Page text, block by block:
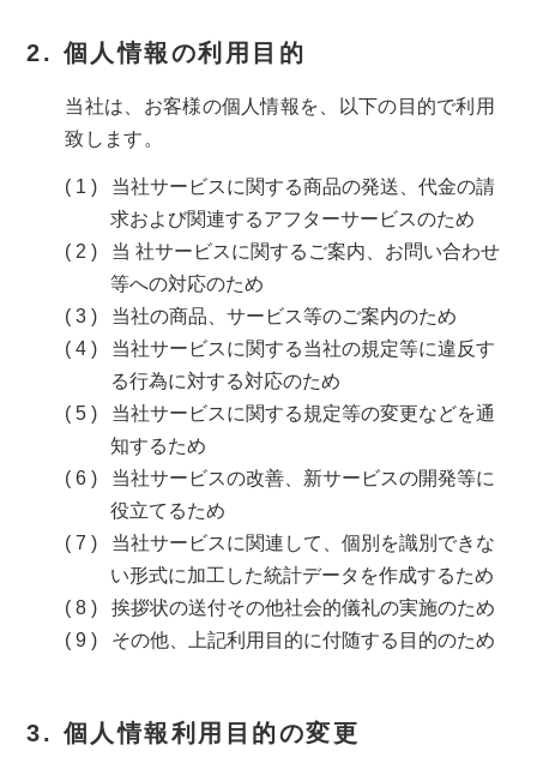
個人情報の利用目的
当社は、お客様の個人情報を、以下の目的で利用
致します。
当社サービスに関する商品の発送、代金の請
求および関連するアフターサービスのため
当 社サービスに関するご案内、お問い合わせ
等への対応のため
当社の商品、サービス等のご案内のため
当社サービスに関する当社の規定等に違反す
る行為に対する対応のため
当社サービスに関する規定等の変更などを通
知するため
当社サービスの改善、新サービスの開発等に
役立てるため
当社サービスに関連して、個別を識別できな
い形式に加工した統計データを作成するため
挨拶状の送付その他社会的儀礼の実施のため
その他、上記利用目的に付随する目的のため
個人情報利用目的の変更